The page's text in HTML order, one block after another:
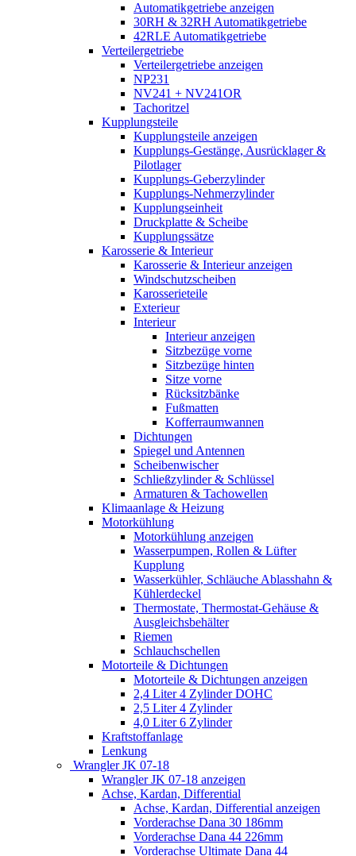
Automatikgetriebe anzeigen
30RH & 32RH Automatikgetriebe
42RLE Automatikgetriebe
Verteilergetriebe
Verteilergetriebe anzeigen
NP231
NV241 + NV241OR
Tachoritzel
Kupplungsteile
Kupplungsteile anzeigen
Kupplungs-Gestänge, Ausrücklager &
Pilotlager
Kupplungs-Geberzylinder
Kupplungs-Nehmerzylinder
Kupplungseinheit
Druckplatte & Scheibe
Kupplungssätze
Karosserie & Interieur
Karosserie & Interieur anzeigen
Windschutzscheiben
Karosserieteile
Exterieur
Interieur
Interieur anzeigen
Sitzbezüge vorne
Sitzbezüge hinten
Sitze vorne
Rücksitzbänke
Fußmatten
Kofferraumwannen
Dichtungen
Spiegel und Antennen
Scheibenwischer
Schließzylinder & Schlüssel
Armaturen & Tachowellen
Klimaanlage & Heizung
Motorkühlung
Motorkühlung anzeigen
Wasserpumpen, Rollen & Lüfter
Kupplung
Wasserkühler, Schläuche Ablasshahn &
Kühlerdeckel
Thermostate, Thermostat-Gehäuse &
Ausgleichsbehälter
Riemen
Schlauchschellen
Motorteile & Dichtungen
Motorteile & Dichtungen anzeigen
2,4 Liter 4 Zylinder DOHC
2,5 Liter 4 Zylinder
4,0 Liter 6 Zylinder
Kraftstoffanlage
Lenkung
Wrangler JK 07-18
Wrangler JK 07-18 anzeigen
Achse, Kardan, Differential
Achse, Kardan, Differential anzeigen
Vorderachse Dana 30 186mm
Vorderachse Dana 44 226mm
Vorderachse Ultimate Dana 44